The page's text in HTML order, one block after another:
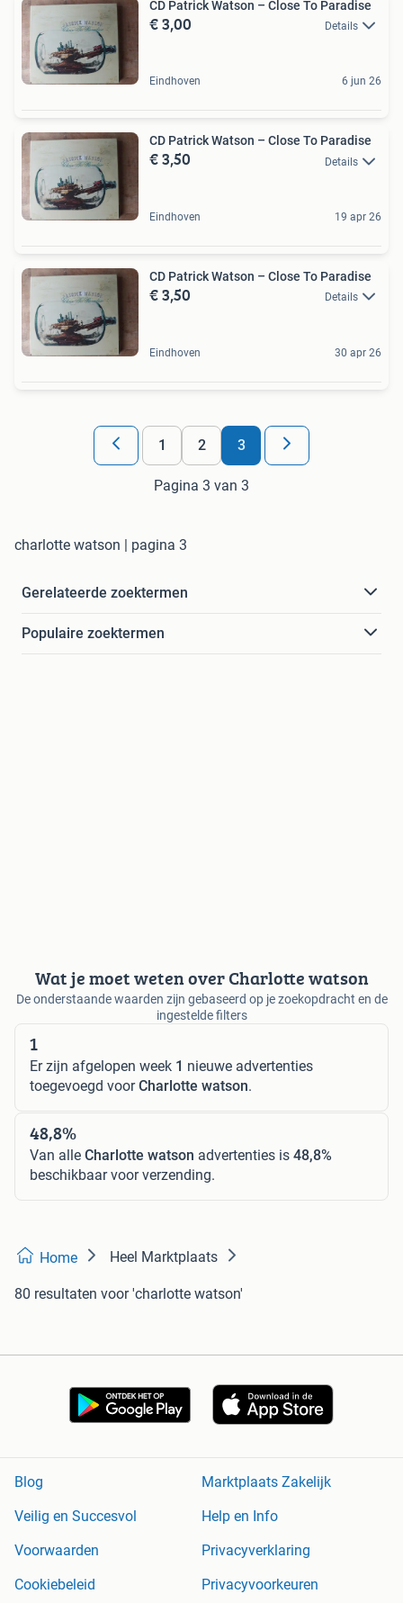
CD Patrick Watson – Close To Paradise
€ 3,00 Details
Eindhoven 6 jun 26
CD Patrick Watson – Close To Paradise
€ 3,50 Details
Eindhoven 19 apr 26
CD Patrick Watson – Close To Paradise
€ 3,50 Details
Eindhoven 30 apr 26
1 2 3
Pagina 3 van 3
charlotte watson | pagina 3
Gerelateerde zoektermen
Populaire zoektermen
Wat je moet weten over Charlotte watson
De onderstaande waarden zijn gebaseerd op je zoekopdracht en de
ingestelde filters
1
Er zijn afgelopen week 1 nieuwe advertenties
toegevoegd voorCharlotte watson.
48,8%
Van alle Charlotte watson advertenties is 48,8%
beschikbaar voor verzending.
Home Heel Marktplaats
80 resultaten voor 'charlotte watson'
Blog
Marktplaats Zakelijk
Veilig en Succesvol
Help en Info
Voorwaarden
Privacyverklaring
Cookiebeleid
Privacyvoorkeuren